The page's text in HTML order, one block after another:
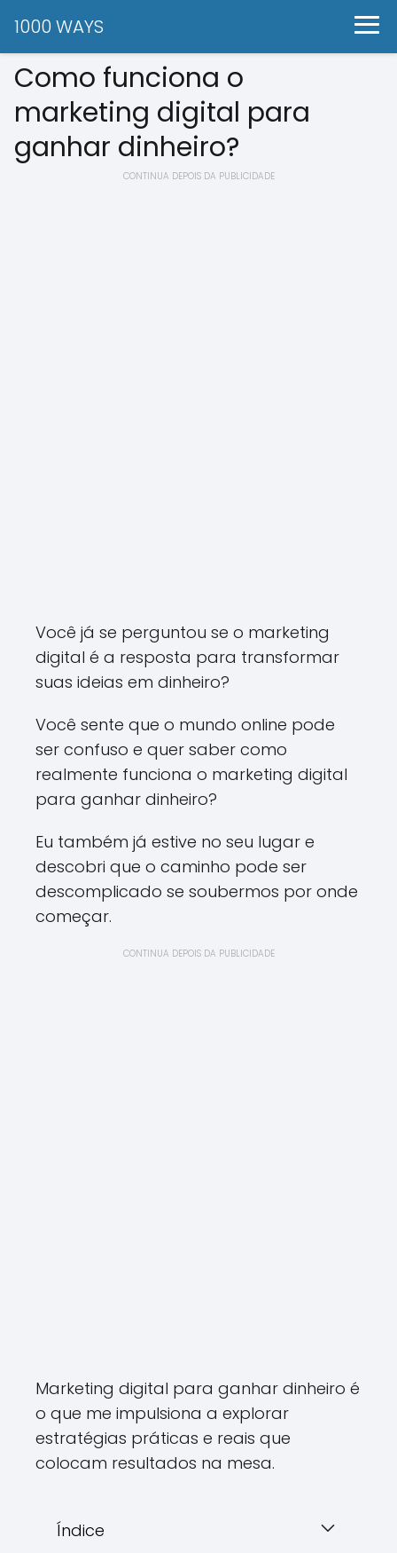
1000 WAYS
Como funciona o
marketing digital para
ganhar dinheiro?
CONTINUA DEPOIS DA PUBLICIDADE
Você já se perguntou se o marketing
digital é a resposta para transformar
suas ideias em dinheiro?
Você sente que o mundo online pode
ser confuso e quer saber como
realmente funciona o marketing digital
para ganhar dinheiro?
Eu também já estive no seu lugar e
descobri que o caminho pode ser
descomplicado se soubermos por onde
começar.
CONTINUA DEPOIS DA PUBLICIDADE
Marketing digital para ganhar dinheiro é
o que me impulsiona a explorar
estratégias práticas e reais que
colocam resultados na mesa.
Índice